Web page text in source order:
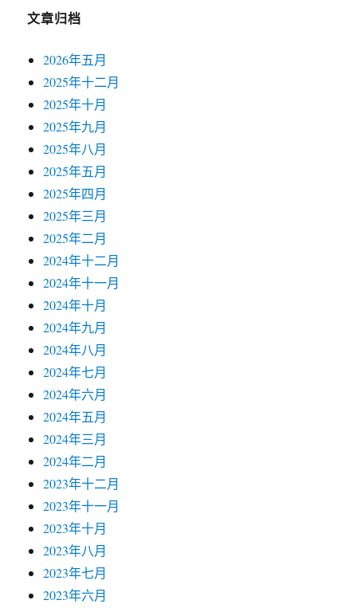
文章归档
2026年五月
2025年十二月
2025年十月
2025年九月
2025年八月
2025年五月
2025年四月
2025年三月
2025年二月
2024年十二月
2024年十一月
2024年十月
2024年九月
2024年八月
2024年七月
2024年六月
2024年五月
2024年三月
2024年二月
2023年十二月
2023年十一月
2023年十月
2023年八月
2023年七月
2023年六月